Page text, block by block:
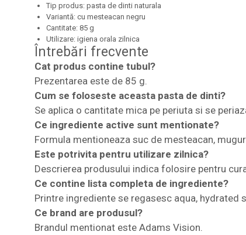
Tip produs: pasta de dinti naturala
Variantă: cu mesteacan negru
Cantitate: 85 g
Utilizare: igiena orala zilnica
Întrebări frecvente
Cat produs contine tubul?
Prezentarea este de 85 g.
Cum se foloseste aceasta pasta de dinti?
Se aplica o cantitate mica pe periuta si se
Ce ingrediente active sunt mentionate?
Formula mentioneaza suc de mesteacan,
Este potrivita pentru utilizare zilnica?
Descrierea produsului indica folosire pentru
Ce contine lista completa de ingrediente?
Printre ingrediente se regasesc aqua, hydrated
Ce brand are produsul?
Brandul mentionat este Adams Vision.